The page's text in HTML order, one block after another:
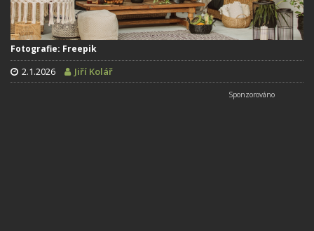
Fotografie: Freepik
2.1.2026 Jiří Kolář